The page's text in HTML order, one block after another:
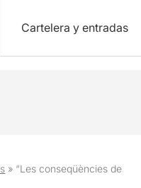
Cartelera y entradas
» “Les conseqüències de